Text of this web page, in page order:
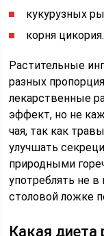
кукурузных
корня цикория.
Растительные
разных
лекарственные
эффект, но не
чая, так как
улучшать
природными
употреблять не в
столовой ложке
Какая диета